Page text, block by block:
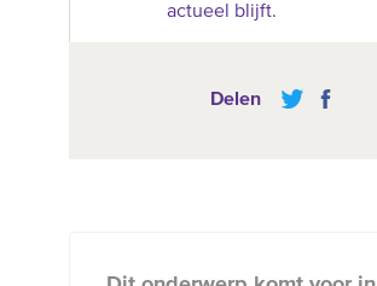
actueel blijft.
Delen